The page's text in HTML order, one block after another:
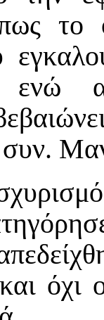
το
όχι